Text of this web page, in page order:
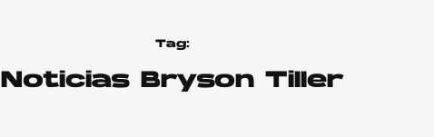
Tag:
Noticias Bryson Tiller